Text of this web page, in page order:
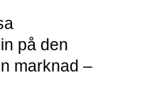
på den
marknad –